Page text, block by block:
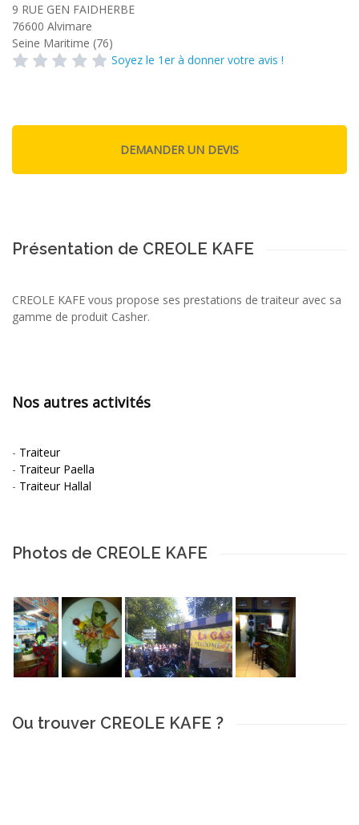
9 RUE GEN FAIDHERBE
76600 Alvimare
Seine Maritime (76)
Soyez le 1er à donner votre avis !
Présentation de CREOLE KAFE
CREOLE KAFE vous propose ses prestations de traiteur avec sa
gamme de produit Casher.
Nos autres activités
- Traiteur
- Traiteur Paella
- Traiteur Hallal
Photos de CREOLE KAFE
Ou trouver CREOLE KAFE ?